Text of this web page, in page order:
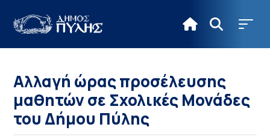
Aλλαγή ώρας προσέλευσης
μαθητών σε Σχολικές Μονάδες
του Δήμου Πύλης